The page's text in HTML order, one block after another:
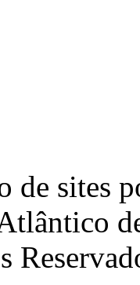
de sites